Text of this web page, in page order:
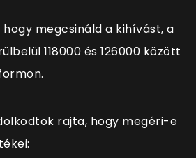
megcsináld a kihívást, a
118000 és 126000 között
rajta, hogy megéri-e